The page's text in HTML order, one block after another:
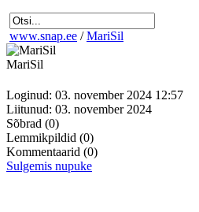
www.snap.ee / MariSil
MariSil
Loginud: 03. november 2024 12:57
Liitunud: 03. november 2024
Sõbrad (0)
Lemmikpildid (0)
Kommentaarid (0)
Sulgemis nupuke